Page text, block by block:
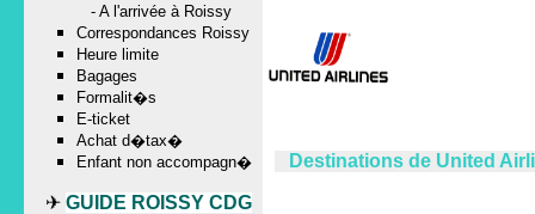
Destinations de United
- A l'arrivée à Roissy
Correspondances Roissy
Heure limite
Bagages
Formalit�s
E-ticket
Achat d�tax�
Enfant non accompagn�
✈ GUIDE ROISSY CDG